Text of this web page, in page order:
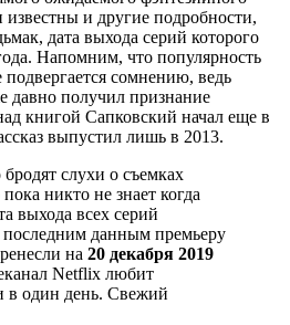
известны и другие подробности,
дата выхода серий которого
Напомним, что популярность
сомнению, ведь
давно получил признание
книгой Сапковский начал еще в
выпустил лишь в 2013.
слухи о съемках
никто не знает когда
выхода всех серий
последним данным премьеру
на 20 декабря 2019
Netflix любит
в один день. Свежий